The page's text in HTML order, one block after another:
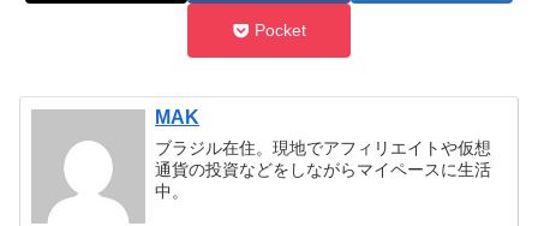
Pocket
MAK
ブラジル在住。現地でアフィリエイトや仮想
通貨の投資などをしながらマイペースに生活
中。